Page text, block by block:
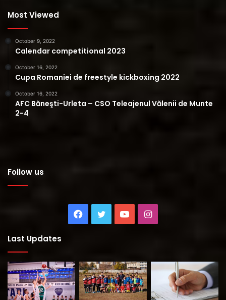
Most Viewed
October 9, 2022
Calendar competitional 2023
October 16, 2022
Cupa Romaniei de freestyle kickboxing 2022
October 16, 2022
AFC Băneşti-Urleta – CSO Teleajenul Vălenii de Munte
2-4
Follow us
Facebook
Twitter YouTubeInstagram
Last Updates